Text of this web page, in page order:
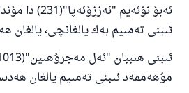
ئەبۇ نۇئەيم
ئىبنى تەمىيم بەك يالغانچى،
مۇھەممەد ئىبنى تەمىيم يالغان